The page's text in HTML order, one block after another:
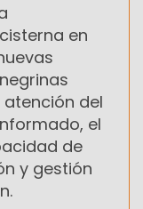
en
del
el
de
y gestión